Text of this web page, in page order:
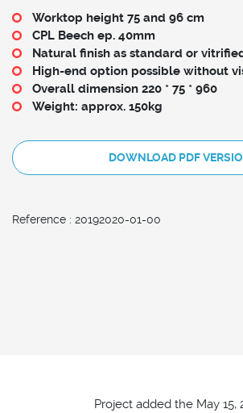
Worktop height 75 and 96 cm
CPL Beech ep. 40mm
Natural finish as standard or
High-end option possible without
Overall dimension 220 * 75 * 960
Weight: approx. 150kg
DOWNLOAD PDF
Reference : 20192020-01-00
Project added the May 15,